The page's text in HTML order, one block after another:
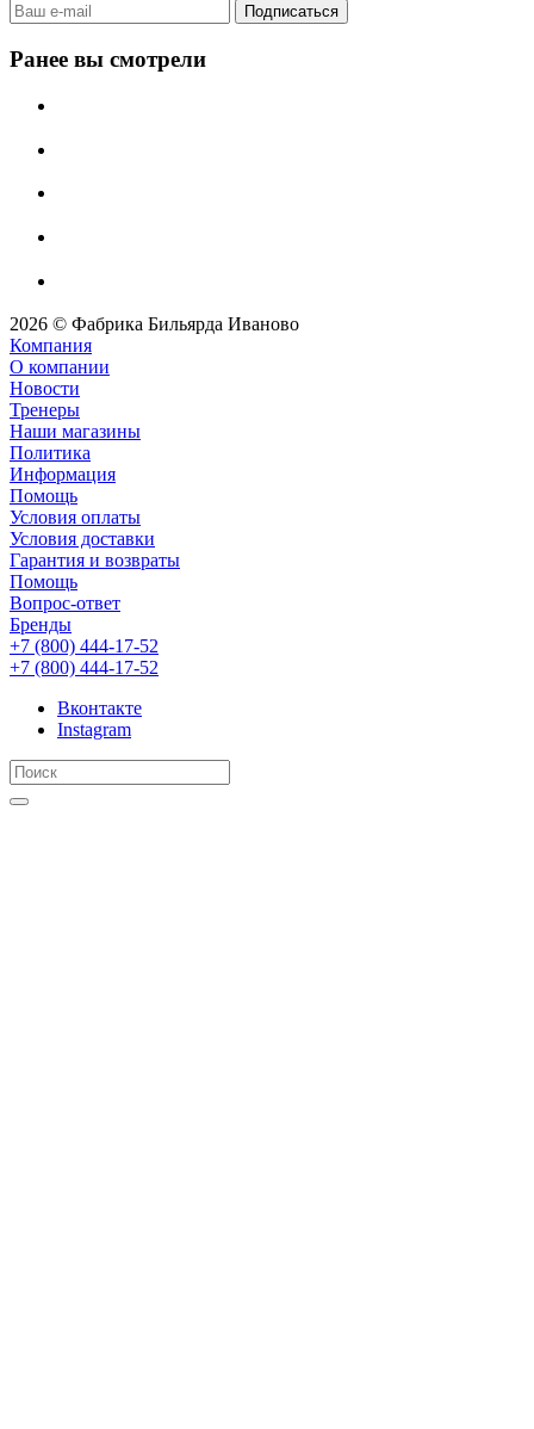
Ранее вы смотрели
2026 © Фабрика Бильярда Иваново
Компания
О компании
Новости
Тренеры
Наши магазины
Политика
Информация
Помощь
Условия оплаты
Условия доставки
Гарантия и возвраты
Помощь
Вопрос-ответ
Бренды
+7 (800) 444-17-52
+7 (800) 444-17-52
Вконтакте
Instagram